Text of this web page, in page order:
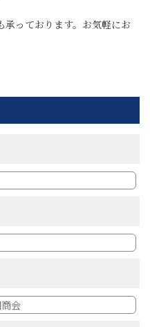
っております。お気軽にお